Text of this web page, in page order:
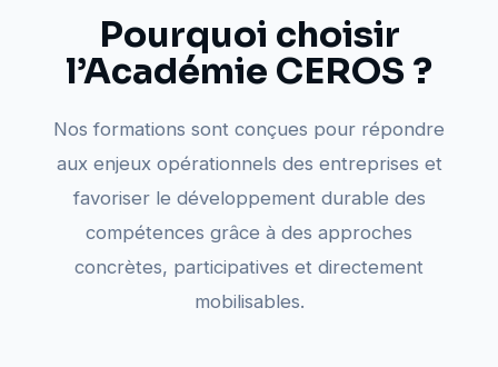
Pourquoi choisir
l’Académie CEROS ?
Nos formations sont conçues pour répondre
aux enjeux opérationnels des entreprises et
favoriser le développement durable des
compétences grâce à des approches
concrètes, participatives et directement
mobilisables.